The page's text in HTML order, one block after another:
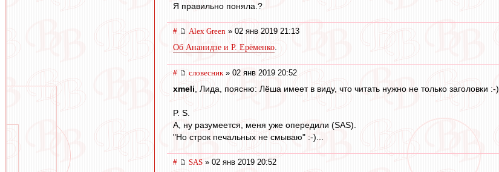
Я правильно поняла.?
# Alex Green » 02 янв 2019 21:13
Об Ананидзе и Р. Ерёменко
# словесник » 02 янв 2019 20:52
xmeli , Лида, поясню: Лёша имеет в виду, что читать нужно не только заголовки :-).
P. S.
А, ну разумеется, меня уже опередили (SAS).
"Но строк печальных не смываю" :-)...
# SAS » 02 янв 2019 20:52